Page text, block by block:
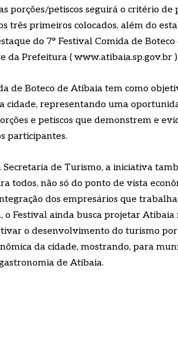
porções/petiscos seguirá o critério
três primeiros colocados, além do
do 7° Festival Comida de
da Prefeitura ( www.atibaia.sp.gov.br ).
de Boteco de Atibaia tem como
cidade, representando uma
e petiscos que demonstrem e
participantes.
Secretaria de Turismo, a iniciativa
todos, não só do ponto de vista
dos empresários que
o Festival ainda busca projetar
o desenvolvimento do turismo
da cidade, mostrando, para
de Atibaia.